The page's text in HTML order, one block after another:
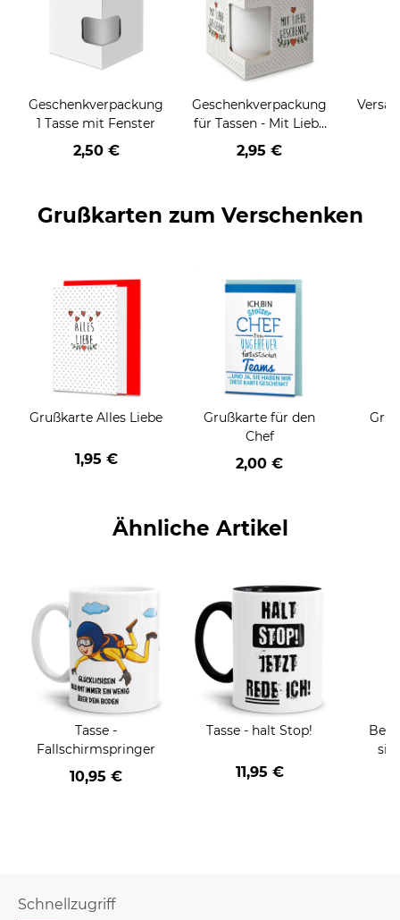
Geschenkverpackung
1 Tasse mit Fenster
2,50 €
Geschenkverpackung
für Tassen - Mit Liebe
geschenkt
2,95 €
Grußkarten zum Verschenken
Grußkarte Alles Liebe
1,95 €
Grußkarte für den
Chef
2,00 €
Ähnliche Artikel
Tasse -
Fallschirmspringer
10,95 €
Tasse - halt Stop!
11,95 €
Schnellzugriff